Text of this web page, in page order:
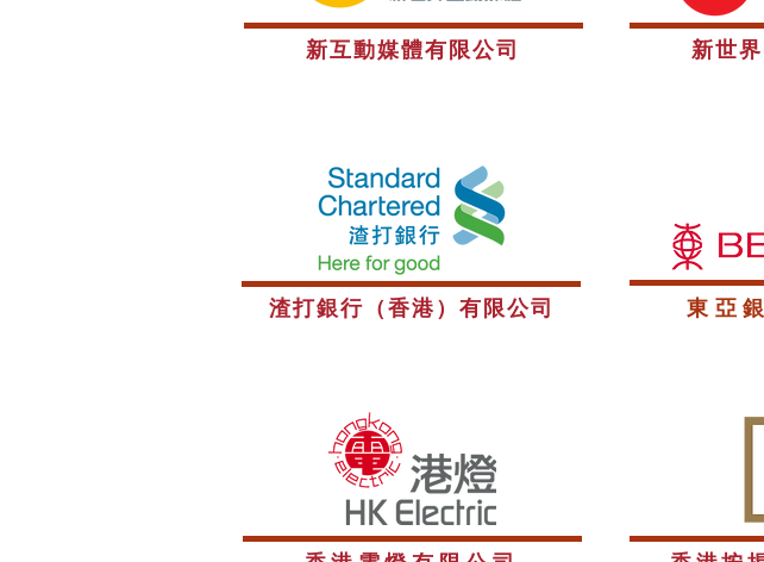
新互動媒體有限公司 新世
渣打銀行（香港）有限公司 東亞